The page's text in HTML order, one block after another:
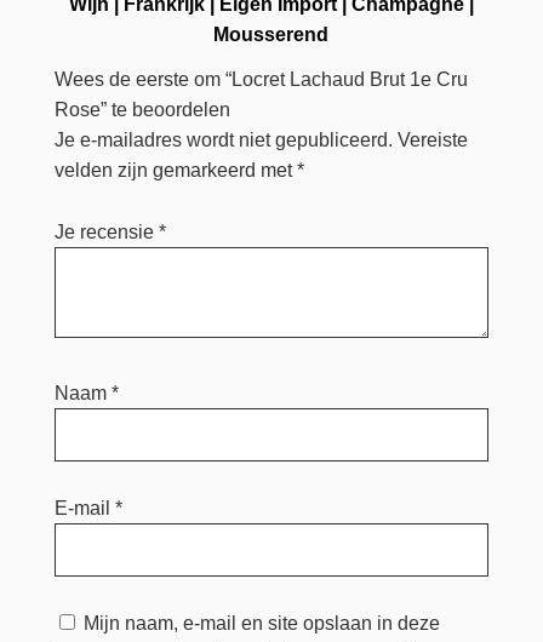
Wijn Frankrijk| Eigen Import| Champagne|
Mousserend
Wees de eerste om “Locret Lachaud Brut 1e Cru
Rose” te beoordelen
Je e-mailadres wordt niet gepubliceerd. Vereiste
velden zijn gemarkeerd met*
Je recensie *
Naam *
E-mail *
Mijn naam, e-mail en site opslaan in deze